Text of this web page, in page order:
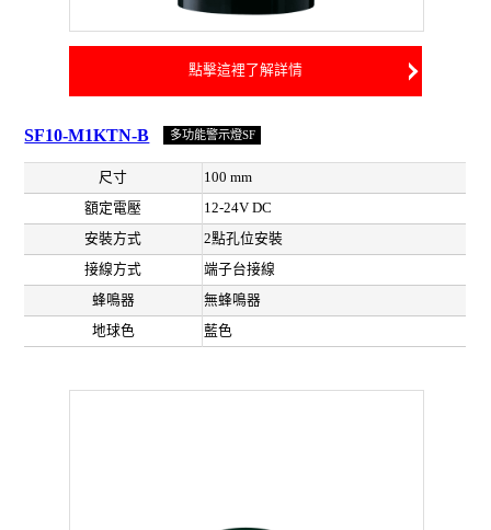
點擊這裡了解詳情
SF10-M1KTN-B 多功能警示燈SF
尺寸
100 mm
額定電壓
12-24V DC
安裝方式
2點孔位安裝
接線方式
端子台接線
蜂鳴器
無蜂鳴器
地球色
藍色